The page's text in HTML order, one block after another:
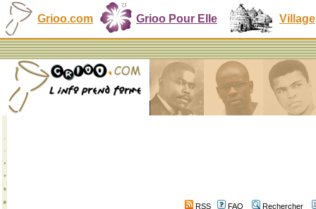
Grioo.com Grioo Pour Elle Village
RSS FAQ
Rechercher